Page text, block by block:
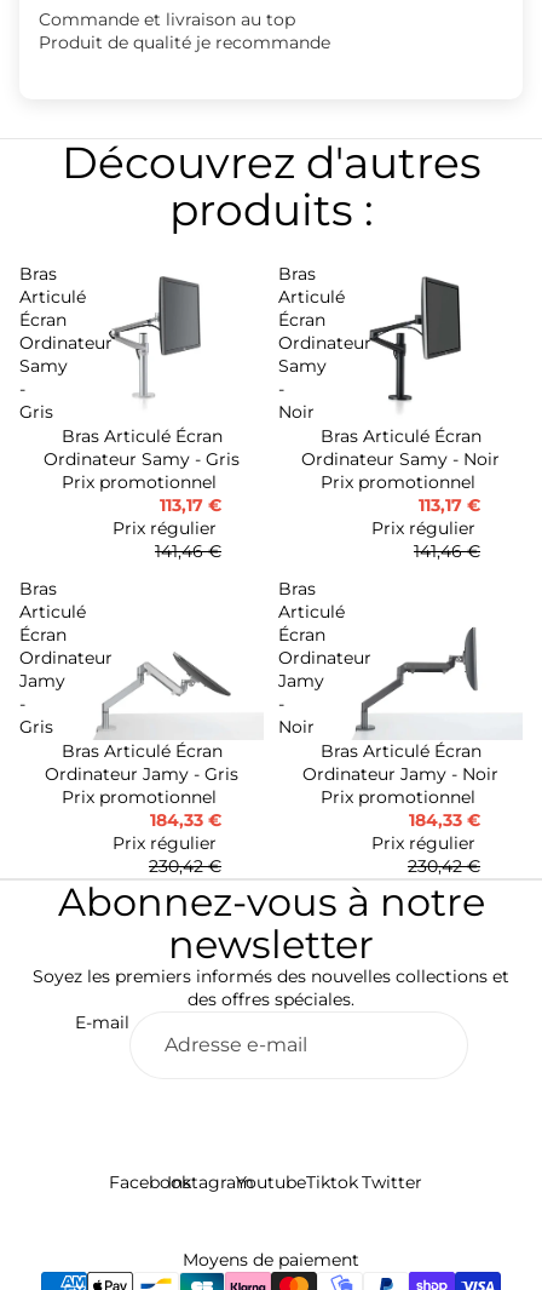
Commande et livraison au top
Produit de qualité je recommande
Découvrez d'autres
produits :
Bras
Articulé
Écran
Ordinateur
Samy
-
Gris
Bras Articulé Écran
Ordinateur Samy - Gris
Prix promotionnel
113,17 €
Prix régulier
141,46 €
Bras
Articulé
Écran
Ordinateur
Samy
-
Noir
Bras Articulé Écran
Ordinateur Samy - Noir
Prix promotionnel
113,17 €
Prix régulier
141,46 €
Bras
Articulé
Écran
Ordinateur
Jamy
-
Gris
Bras Articulé Écran
Ordinateur Jamy - Gris
Prix promotionnel
184,33 €
Prix régulier
230,42 €
Bras
Articulé
Écran
Ordinateur
Jamy
-
Noir
Bras Articulé Écran
Ordinateur Jamy - Noir
Prix promotionnel
184,33 €
Prix régulier
230,42 €
Abonnez-vous à notre
newsletter
Soyez les premiers informés des nouvelles collections et
des offres spéciales.
E-mail
FacebookInstagramYoutubeTiktokTwitter
Moyens de paiement
Conditions d’utilisation
Politique d’expédition